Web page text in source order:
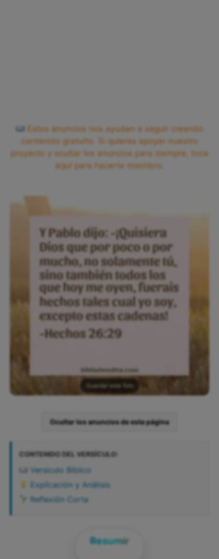
Estos anuncios nos ayudan a seguir creando
contenido gratuito. Si quieres apoyar nuestro
proyecto y ocultar los anuncios para siempre, toca
aquí para hacerte miembro.
Guardar esta foto
Ocultar los anuncios de esta página
CONTENIDO DEL VERSÍCULO:
Versículo Bíblico
Explicación y Análisis
Reflexión Corta
Resumir